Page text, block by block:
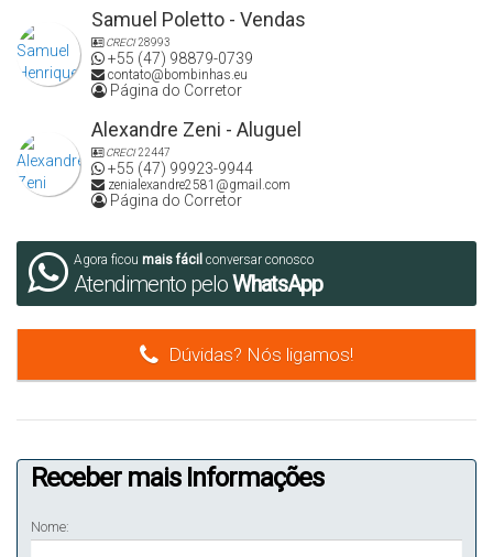
Samuel Poletto - Vendas
CRECI28993
+55 (47) 98879-0739
contato@bombinhas.eu
Página do Corretor
Alexandre Zeni - Aluguel
CRECI22447
+55 (47) 99923-9944
zenialexandre2581@gmail.com
Página do Corretor
Agora ficou mais fácil conversar conosco
Atendimento peloWhatsApp
Dúvidas? Nós ligamos!
Receber mais Informações
Nome: